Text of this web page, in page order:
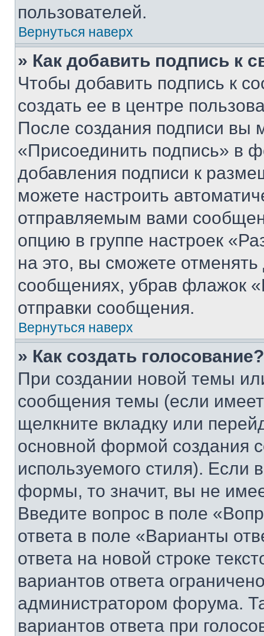
пользователей.
Вернуться наверх
» Как добавить подпись к
Чтобы добавить подпись к
создать ее в центре
После создания подписи вы
«Присоединить подпись» в
добавления подписи к
можете настроить
отправляемым вами
опцию в группе настроек
на это, вы сможете
сообщениях, убрав флажок
отправки сообщения.
Вернуться наверх
» Как создать голосование?
При создании новой темы
сообщения темы (если
щелкните вкладку или
основной формой создания
используемого стиля). Если
формы, то значит, вы не
Введите вопрос в поле
ответа в поле «Варианты
ответа на новой строке
вариантов ответа
администратором форума.
вариантов ответа при